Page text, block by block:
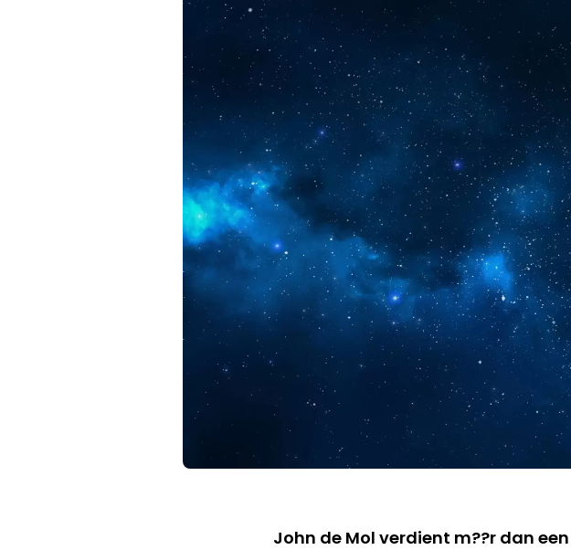
John de Mol verdient m??r dan een